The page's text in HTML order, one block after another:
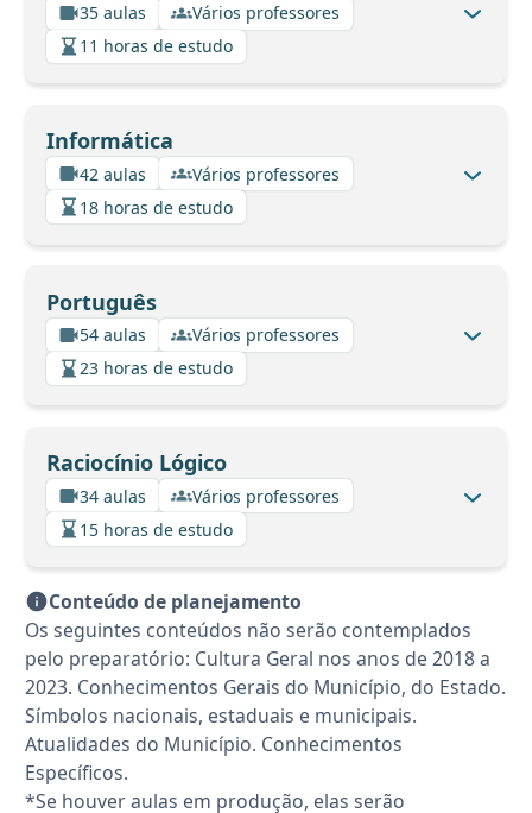
35 aulas
Vários professores
11 horas de estudo
Informática
42 aulas
Vários professores
18 horas de estudo
Português
54 aulas
Vários professores
23 horas de estudo
Raciocínio Lógico
34 aulas
Vários professores
15 horas de estudo
Conteúdo de planejamento
Os seguintes conteúdos não serão contemplados
pelo preparatório: Cultura Geral nos anos de 2018 a
2023. Conhecimentos Gerais do Município, do Estado.
Símbolos nacionais, estaduais e municipais.
Atualidades do Município. Conhecimentos
Específicos.
*Se houver aulas em produção, elas serão